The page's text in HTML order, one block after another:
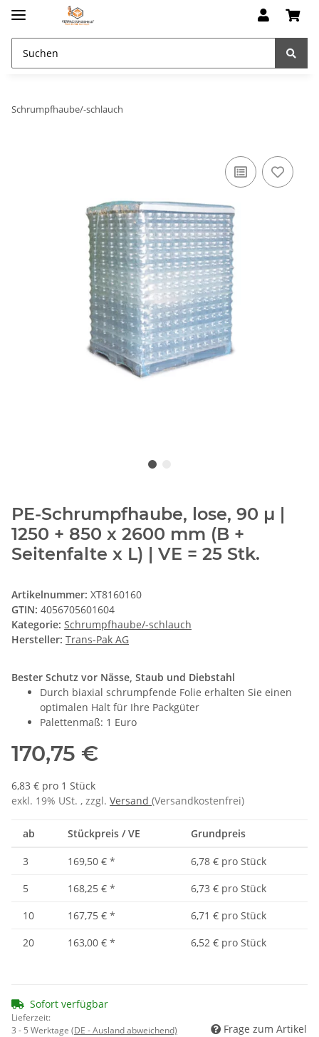
Schrumpfhaube/-schlauch
PE-Schrumpfhaube, lose, 90 µ |
1250 + 850 x 2600 mm (B +
Seitenfalte x L) | VE = 25 Stk.
Artikelnummer: XT8160160
GTIN: 4056705601604
Kategorie: Schrumpfhaube/-schlauch
Hersteller: Trans-Pak AG
Bester Schutz vor Nässe, Staub und Diebstahl
Durch biaxial schrumpfende Folie erhalten Sie einen
optimalen Halt für Ihre Packgüter
Palettenmaß: 1 Euro
170,75 €
6,83 € pro 1 Stück
exkl. 19% USt. , zzgl. Versand (Versandkostenfrei)
ab Stückpreis / VE Grundpreis
3 169,50 € *
6,78 € pro Stück
5
168,25 € *
6,73 € pro Stück
10
167,75 € *
6,71 € pro Stück
20
163,00 € * 6,52 € pro Stück
Sofort verfügbar
Lieferzeit:
3 - 5 Werktage (DE - Ausland abweichend) Frage zum Artikel